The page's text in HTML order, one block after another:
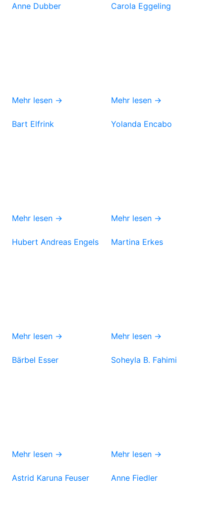
Anne Dubber
Mehr lesen →
Carola Eggeling
Mehr lesen →
Bart Elfrink
Mehr lesen →
Yolanda Encabo
Mehr lesen →
Hubert Andreas Engels
Mehr lesen →
Martina Erkes
Mehr lesen →
Bärbel Esser
Mehr lesen →
Soheyla B. Fahimi
Mehr lesen →
Astrid Karuna Feuser Anne Fiedler